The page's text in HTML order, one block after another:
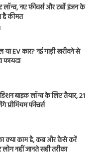
लॉन्च, नए फीचर्स और टर्बो इंजन के
है कीमत
EV कार? नई गाड़ी खरीदने से
फायदा
बाइक लॉन्च के लिए तैयार, 21
फीचर्स
क्या काम है, कब और कैसे करें
नहीं जानते सही तरीका